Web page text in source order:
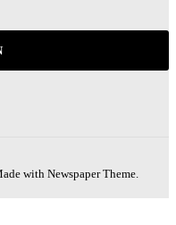
with Newspaper Theme.